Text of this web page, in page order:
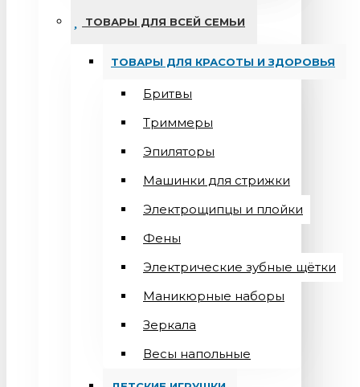
ТОВАРЫ ДЛЯ ВСЕЙ СЕМЬИ
ТОВАРЫ ДЛЯ КРАСОТЫ И ЗДОРОВЬЯ
Бритвы
Триммеры
Эпиляторы
Машинки для стрижки
Электрощипцы и плойки
Фены
Электрические зубные щётки
Маникюрные наборы
Зеркала
Весы напольные